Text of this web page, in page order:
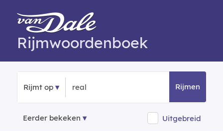
Rijmwoordenboek
Rijmt op Rijmen
Eerder bekeken Uitgebreid